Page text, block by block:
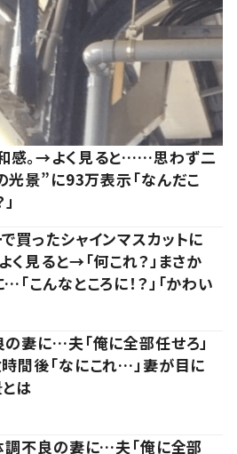
感。→よく見ると……思わず二
光景”に93万表示「なんだこ
買ったシャインマスカットに
く見ると→「何これ？」まさか
「こんなところに！？」「かわい
妻に…夫「俺に全部任せろ」
間後「なにこれ…」妻が目に
は
調不良の妻に…夫「俺に全部